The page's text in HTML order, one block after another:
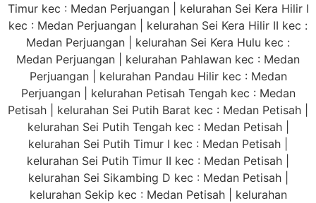
Timur kec : Medan Perjuangan | kelurahan Sei Kera Hilir I
kec : Medan Perjuangan | kelurahan Sei Kera Hilir II kec :
Medan Perjuangan | kelurahan Sei Kera Hulu kec :
Medan Perjuangan | kelurahan Pahlawan kec : Medan
Perjuangan | kelurahan Pandau Hilir kec : Medan
Perjuangan | kelurahan Petisah Tengah kec : Medan
Petisah | kelurahan Sei Putih Barat kec : Medan Petisah |
kelurahan Sei Putih Tengah kec : Medan Petisah |
kelurahan Sei Putih Timur I kec : Medan Petisah |
kelurahan Sei Putih Timur II kec : Medan Petisah |
kelurahan Sei Sikambing D kec : Medan Petisah |
kelurahan Sekip kec : Medan Petisah | kelurahan